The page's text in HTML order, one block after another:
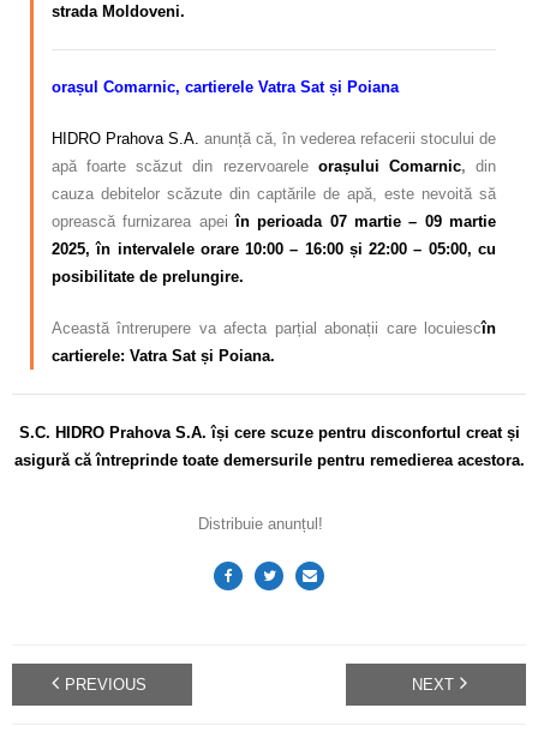
strada Moldoveni.
orașul Comarnic, cartierele Vatra Sat și Poiana
HIDRO Prahova S.A. anunță că, în vederea refacerii stocului de
apă foarte scăzut din rezervoarele orașului Comarnic,din
cauza debitelor scăzute din captările de apă, este nevoită să
oprească furnizarea apeiîn perioada 07 martie – 09 martie
2025, în intervalele orare 10:00 – 16:00 și 22:00 – 05:00, cu
posibilitate de prelungire.
Această întrerupere va afecta parțial abonații care locuiescîn
cartierele: Vatra Sat și Poiana.
S.C. HIDRO Prahova S.A. își cere scuze pentru disconfortul creat și
asigură că întreprinde toate demersurile pentru remedierea acestora.
Distribuie anunțul!
PREVIOUS NEXT